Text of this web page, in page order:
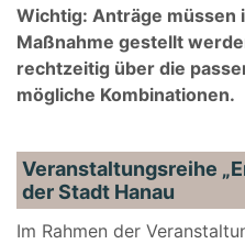
Wichtig: Anträge müssen
Maßnahme gestellt
rechtzeitig über die
mögliche Kombinationen.
Veranstaltungsreihe
der Stadt Hanau
Im Rahmen der